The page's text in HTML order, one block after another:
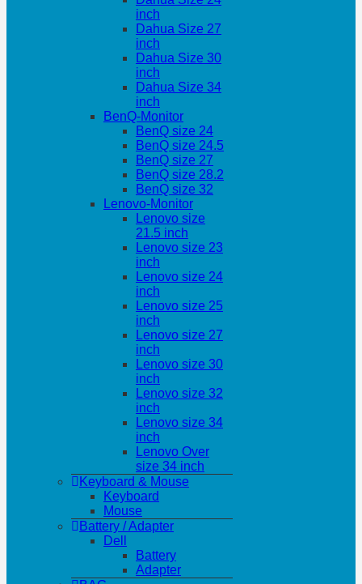
inch
Dahua Size 27
inch
Dahua Size 30
inch
Dahua Size 34
inch
BenQ-Monitor
BenQ size 24
BenQ size 24.5
BenQ size 27
BenQ size 28.2
BenQ size 32
Lenovo-Monitor
Lenovo size
21.5 inch
Lenovo size 23
inch
Lenovo size 24
inch
Lenovo size 25
inch
Lenovo size 27
inch
Lenovo size 30
inch
Lenovo size 32
inch
Lenovo size 34
inch
Lenovo Over
size 34 inch
Keyboard & Mouse
Keyboard
Mouse
Battery / Adapter
Dell
Battery
Adapter